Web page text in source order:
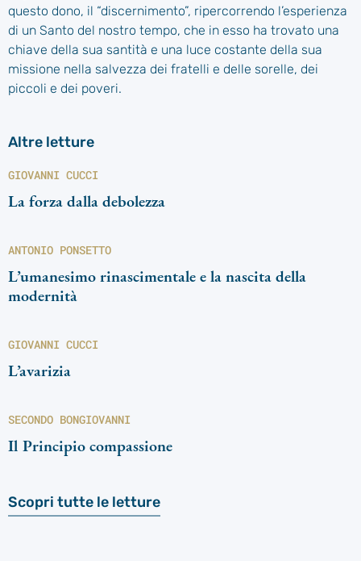
questo dono, il “discernimento”, ripercorrendo l’esperienza
di un Santo del nostro tempo, che in esso ha trovato una
chiave della sua santità e una luce costante della sua
missione nella salvezza dei fratelli e delle sorelle, dei
piccoli e dei poveri.
Altre letture
GIOVANNI CUCCI
La forza dalla debolezza
ANTONIO PONSETTO
L’umanesimo rinascimentale e la nascita della
modernità
GIOVANNI CUCCI
L’avarizia
SECONDO BONGIOVANNI
Il Principio compassione
Scopri tutte le letture